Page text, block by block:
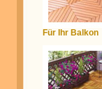
Für Ihr Balkon